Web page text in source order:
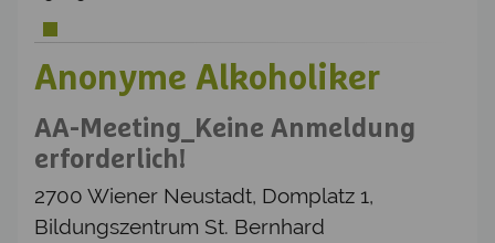
Anonyme Alkoholiker
AA-Meeting_Keine Anmeldung
erforderlich!
2700 Wiener Neustadt, Domplatz 1,
Bildungszentrum St. Bernhard